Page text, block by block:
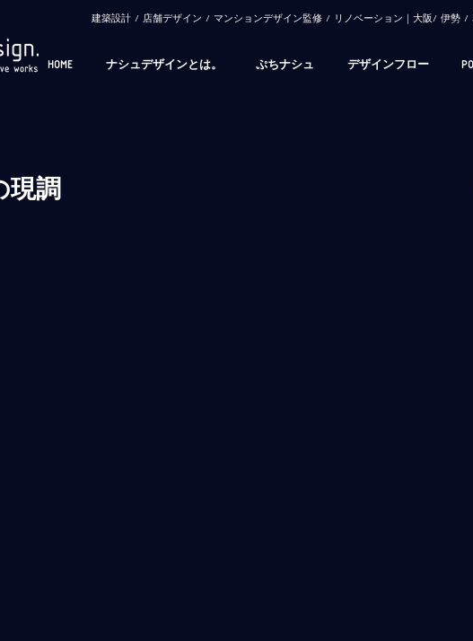
建築設計 / 店舗デザイン / マンションデザイン監修 / リノベーション｜大阪/ 伊勢 /
HOME ナシュデザインとは。 ぷちナシュ デザインフロー
現調